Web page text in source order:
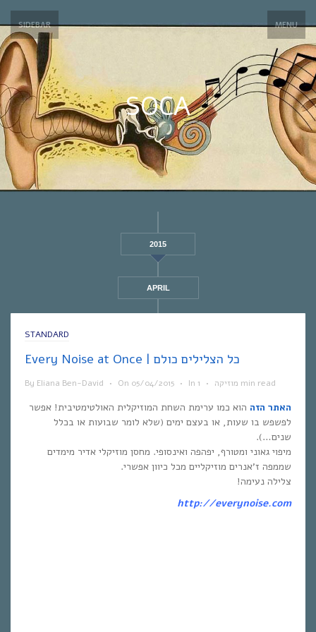
SIDEBAR MENU
SOCA
2015
APRIL
STANDARD
Every Noise at Once | כל הצלילים כולם
By Eliana Ben-David • On 05/04/2015 • In מוזיקה • 1 min read
האתר הזה הוא כמו ערימת השחת המוזיקלית האולטימטיבית! אפשר
לפשפש בו שעות, או בעצם ימים (שלא לומר שבועות או בכלל
שנים…).
מיפוי גאוני ומטורף, יפהפה ואינסופי. מחסן מוזיקלי אדיר מימדים
שממפה ז’אנרים מוזיקליים מכל כיוון אפשרי.
צלילה נעימה!
http://everynoise.com